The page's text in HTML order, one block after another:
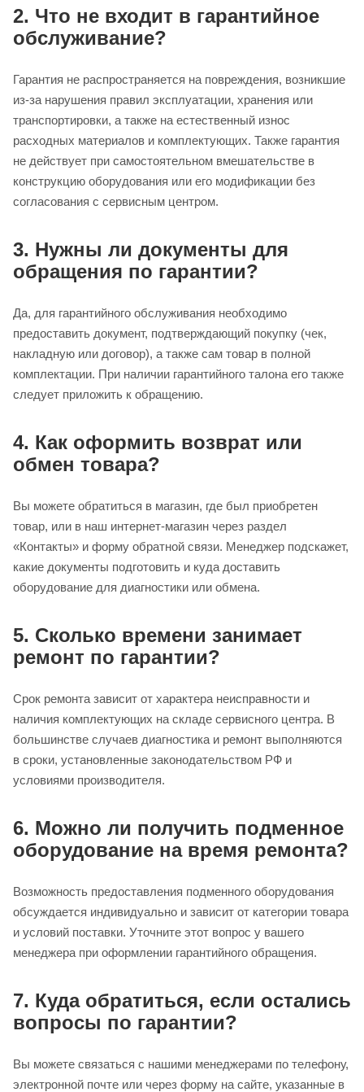
2. Что не входит в гарантийное
обслуживание?
Гарантия не распространяется на повреждения, возникшие
из‑за нарушения правил эксплуатации, хранения или
транспортировки, а также на естественный износ
расходных материалов и комплектующих. Также гарантия
не действует при самостоятельном вмешательстве в
конструкцию оборудования или его модификации без
согласования с сервисным центром.
3. Нужны ли документы для
обращения по гарантии?
Да, для гарантийного обслуживания необходимо
предоставить документ, подтверждающий покупку (чек,
накладную или договор), а также сам товар в полной
комплектации. При наличии гарантийного талона его также
следует приложить к обращению.
4. Как оформить возврат или
обмен товара?
Вы можете обратиться в магазин, где был приобретен
товар, или в наш интернет‑магазин через раздел
«Контакты» и форму обратной связи. Менеджер подскажет,
какие документы подготовить и куда доставить
оборудование для диагностики или обмена.
5. Сколько времени занимает
ремонт по гарантии?
Срок ремонта зависит от характера неисправности и
наличия комплектующих на складе сервисного центра. В
большинстве случаев диагностика и ремонт выполняются
в сроки, установленные законодательством РФ и
условиями производителя.
6. Можно ли получить подменное
оборудование на время ремонта?
Возможность предоставления подменного оборудования
обсуждается индивидуально и зависит от категории товара
и условий поставки. Уточните этот вопрос у вашего
менеджера при оформлении гарантийного обращения.
7. Куда обратиться, если остались
вопросы по гарантии?
Вы можете связаться с нашими менеджерами по телефону,
электронной почте или через форму на сайте, указанные в